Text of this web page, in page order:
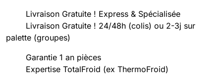
Livraison Gratuite ! Express & Spécialisée
Livraison Gratuite ! 24/48h (colis) ou 2-3j sur
palette (groupes)
Garantie 1 an pièces
Expertise TotalFroid (ex ThermoFroid)